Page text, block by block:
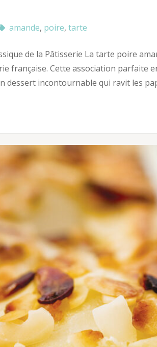
amande, poire, tarte
de la Pâtisserie La tarte poire
française. Cette association parfaite
dessert incontournable qui ravit les